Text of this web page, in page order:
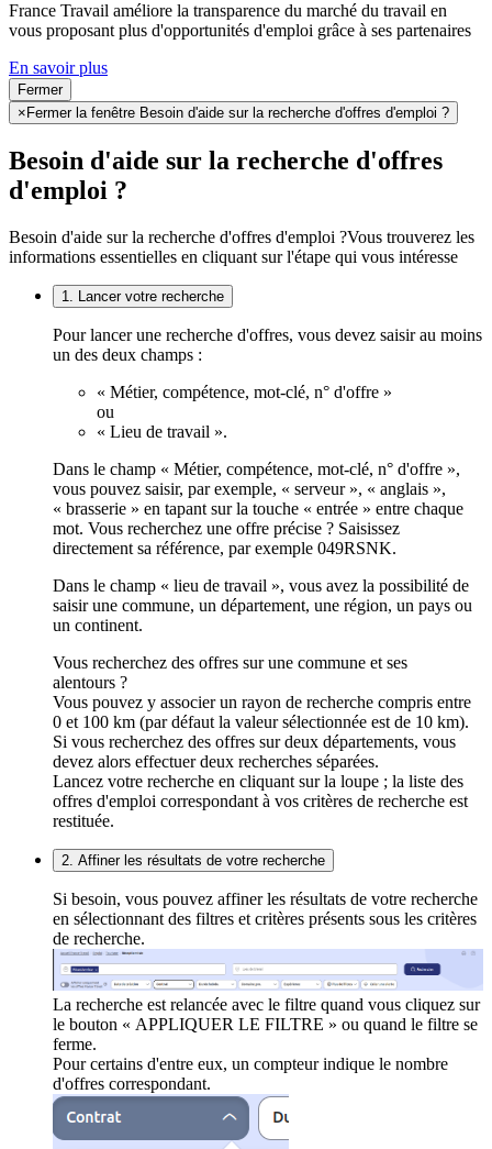
France Travail améliore la transparence du marché du travail en
vous proposant plus d'opportunités d'emploi grâce à ses partenaires
En savoir plus
Fermer
× Fermer la fenêtre Besoin d'aide sur la recherche d'offres d'emploi ?
Besoin d'aide sur la recherche d'offres
d'emploi ?
Besoin d'aide sur la recherche d'offres d'emploi ?Vous trouverez les
informations essentielles en cliquant sur l'étape qui vous intéresse
1. Lancer votre recherche
Pour lancer une recherche d'offres, vous devez saisir au moins
un des deux champs :
« Métier, compétence, mot-clé, n° d'offre »
ou
« Lieu de travail ».
Dans le champ « Métier, compétence, mot-clé, n° d'offre »,
vous pouvez saisir, par exemple, « serveur », « anglais »,
« brasserie » en tapant sur la touche « entrée » entre chaque
mot. Vous recherchez une offre précise ? Saisissez
directement sa référence, par exemple 049RSNK.
Dans le champ « lieu de travail », vous avez la possibilité de
saisir une commune, un département, une région, un pays ou
un continent.
Vous recherchez des offres sur une commune et ses
alentours ?
Vous pouvez y associer un rayon de recherche compris entre
0 et 100 km (par défaut la valeur sélectionnée est de 10 km).
Si vous recherchez des offres sur deux départements, vous
devez alors effectuer deux recherches séparées.
Lancez votre recherche en cliquant sur la loupe ; la liste des
offres d'emploi correspondant à vos critères de recherche est
restituée.
2. Affiner les résultats de votre recherche
Si besoin, vous pouvez affiner les résultats de votre recherche
en sélectionnant des filtres et critères présents sous les critères
de recherche.
La recherche est relancée avec le filtre quand vous cliquez sur
le bouton « APPLIQUER LE FILTRE » ou quand le filtre se
ferme.
Pour certains d'entre eux, un compteur indique le nombre
d'offres correspondant.